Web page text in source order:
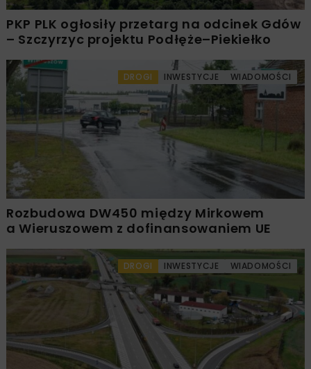
PKP PLK ogłosiły przetarg na odcinek Gdów
– Szczyrzyc projektu Podłęże–Piekiełko
DROGI INWESTYCJE WIADOMOŚCI
Rozbudowa DW450 między Mirkowem
a Wieruszowem z dofinansowaniem UE
DROGI INWESTYCJE WIADOMOŚCI